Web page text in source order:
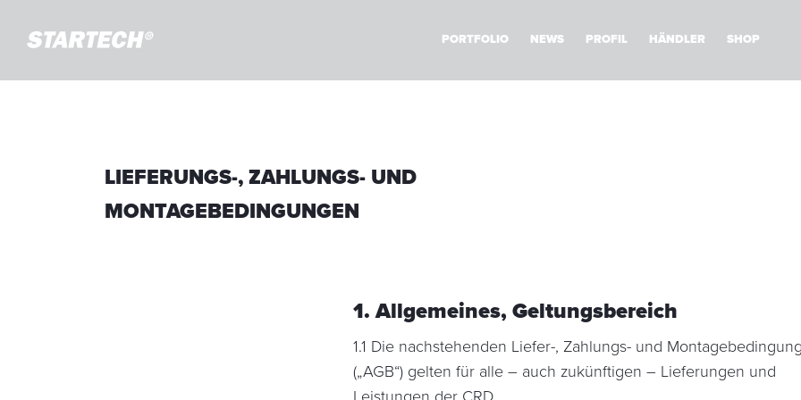
PORTFOLIO NEWS PROFIL HÄNDLER SHOP
LIEFERUNGS-, ZAHLUNGS- UND
MONTAGEBEDINGUNGEN
1. Allgemeines, Geltungsbereich
1.1 Die nachstehenden Liefer-, Zahlungs- und
(„AGB“) gelten für alle – auch zukünftigen – Lieferungen und